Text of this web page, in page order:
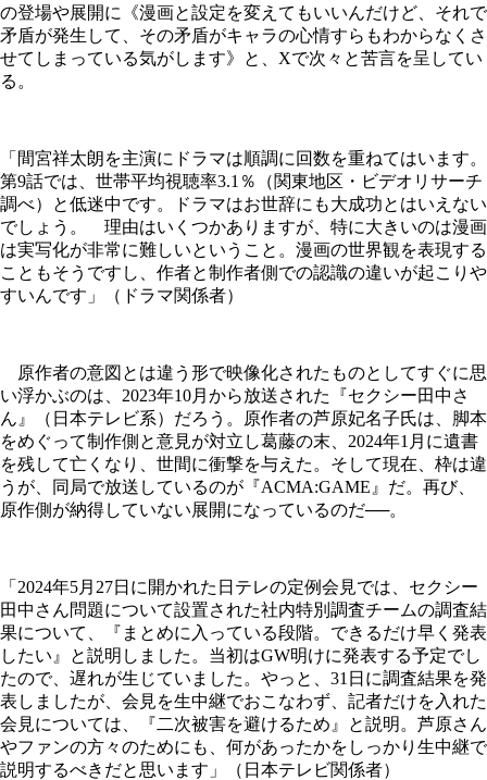
の登場や展開に《漫画と設定を変えてもいいんだけど、それで
矛盾が発生して、その矛盾がキャラの心情すらもわからなくさ
せてしまっている気がします》と、Xで次々と苦言を呈してい
る。
「間宮祥太朗を主演にドラマは順調に回数を重ねてはいます。
第9話では、世帯平均視聴率3.1％（関東地区・ビデオリサーチ
調べ）と低迷中です。ドラマはお世辞にも大成功とはいえない
でしょう。 理由はいくつかありますが、特に大きいのは漫画
は実写化が非常に難しいということ。漫画の世界観を表現する
こともそうですし、作者と制作者側での認識の違いが起こりや
すいんです」（ドラマ関係者）
原作者の意図とは違う形で映像化されたものとしてすぐに思
い浮かぶのは、2023年10月から放送された『セクシー田中さ
ん』（日本テレビ系）だろう。原作者の芦原妃名子氏は、脚本
をめぐって制作側と意見が対立し葛藤の末、2024年1月に遺書
を残して亡くなり、世間に衝撃を与えた。そして現在、枠は違
うが、同局で放送しているのが『ACMA:GAME』だ。再び、
原作側が納得していない展開になっているのだ──。
「2024年5月27日に開かれた日テレの定例会見では、セクシー
田中さん問題について設置された社内特別調査チームの調査結
果について、『まとめに入っている段階。できるだけ早く発表
したい』と説明しました。当初はGW明けに発表する予定でし
たので、遅れが生じていました。やっと、31日に調査結果を発
表しましたが、会見を生中継でおこなわず、記者だけを入れた
会見については、『二次被害を避けるため』と説明。芦原さん
やファンの方々のためにも、何があったかをしっかり生中継で
説明するべきだと思います」（日本テレビ関係者）